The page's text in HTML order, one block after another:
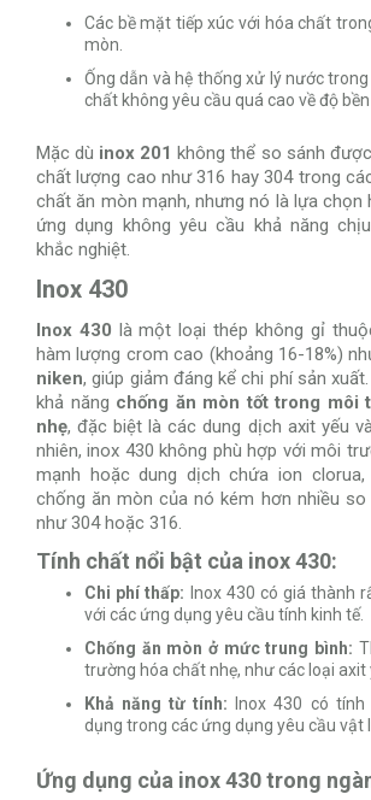
Các bề mặt tiếp xúc với hóa chất
mòn.
Ống dẫn và hệ thống xử lý nước
chất không yêu cầu quá cao về độ bền
Mặc dù inox 201 không thể so sánh
chất lượng cao như 316 hay 304 trong
chất ăn mòn mạnh, nhưng nó là lựa chọn
ứng dụng không yêu cầu khả năng
khắc nghiệt.
Inox 430
Inox 430 là một loại thép không gỉ
hàm lượng crom cao (khoảng 16-18%)
niken, giúp giảm đáng kể chi phí sản
khả năng chống ăn mòn tốt trong môi
nhẹ, đặc biệt là các dung dịch axit yếu
nhiên, inox 430 không phù hợp với môi
mạnh hoặc dung dịch chứa ion
chống ăn mòn của nó kém hơn nhiều
như 304 hoặc 316.
Tính chất nổi bật của inox 430:
Chi phí thấp: Inox 430 có giá thành
với các ứng dụng yêu cầu tính kinh tế.
Chống ăn mòn ở mức trung bình:
trường hóa chất nhẹ, như các loại axit
Khả năng từ tính: Inox 430 có
dụng trong các ứng dụng yêu cầu vật
Ứng dụng của inox 430 trong